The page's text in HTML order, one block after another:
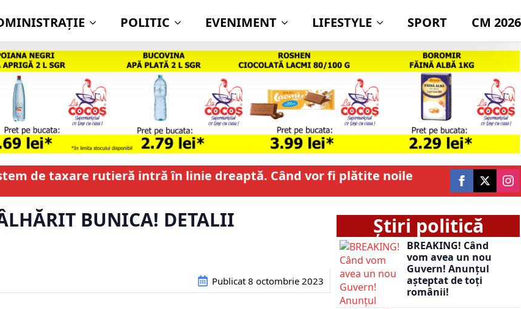
POLITIC EVENIMENT LIFESTYLE SPORT CM 2026
de taxare rutieră intră în linie dreaptă. Când vor fi plătite noile
BUNICA! DETALII
Publicat 8 octombrie 2023
Știri politică
BREAKING! Când
vom avea un nou
Guvern! Anunțul
așteptat de toți
românii!